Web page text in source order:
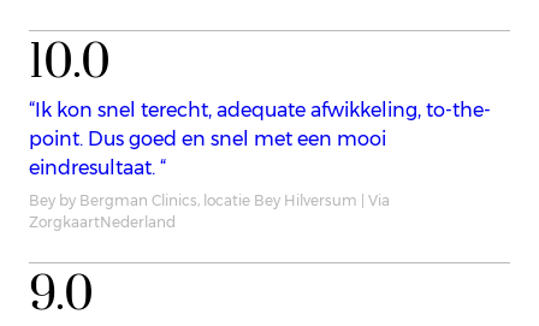
10.0
“Ik kon snel terecht, adequate afwikkeling, to-the-
point. Dus goed en snel met een mooi
eindresultaat. “
Bey by Bergman Clinics, locatie Bey Hilversum | Via
ZorgkaartNederland
9.0